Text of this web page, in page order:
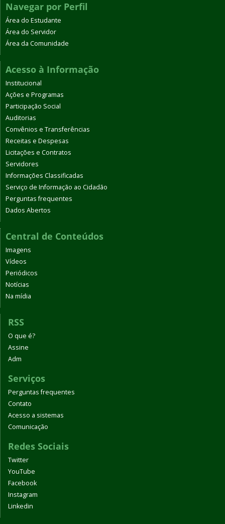
Navegar por Perfil
Área do Estudante
Área do Servidor
Área da Comunidade
Acesso à Informação
Institucional
Ações e Programas
Participação Social
Auditorias
Convênios e Transferências
Receitas e Despesas
Licitações e Contratos
Servidores
Informações Classificadas
Serviço de Informação ao Cidadão
Perguntas frequentes
Dados Abertos
Central de Conteúdos
Imagens
Vídeos
Periódicos
Notícias
Na mídia
RSS
O que é?
Assine
Adm
Serviços
Perguntas frequentes
Contato
Acesso a sistemas
Comunicação
Redes Sociais
Twitter
YouTube
Facebook
Instagram
Linkedin